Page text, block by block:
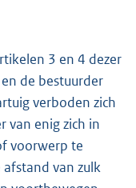
3 en 4 dezer
de bestuurder
verboden zich
van enig zich in
voorwerp te
van zulk